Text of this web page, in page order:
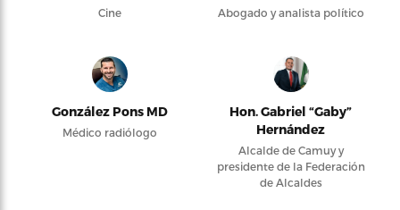
Cine Abogado y analista político
González Pons MD
Médico radiólogo
Hon. Gabriel “Gaby”
Hernández
Alcalde de Camuy y
presidente de la Federación
de Alcaldes